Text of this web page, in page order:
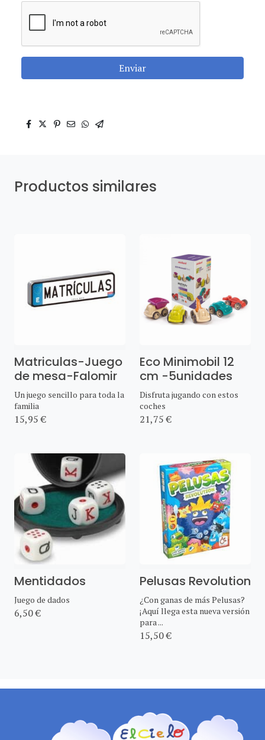
Enviar
Productos similares
Matriculas-Juego
de mesa-Falomir
Un juego sencillo para toda la
familia
15,95 €
Eco Minimobil 12
cm -5unidades
Disfruta jugando con estos
coches
21,75 €
Mentidados
Juego de dados
6,50 €
Pelusas Revolution
¿Con ganas de más Pelusas?
¡Aquí llega esta nueva versión
para ...
15,50 €